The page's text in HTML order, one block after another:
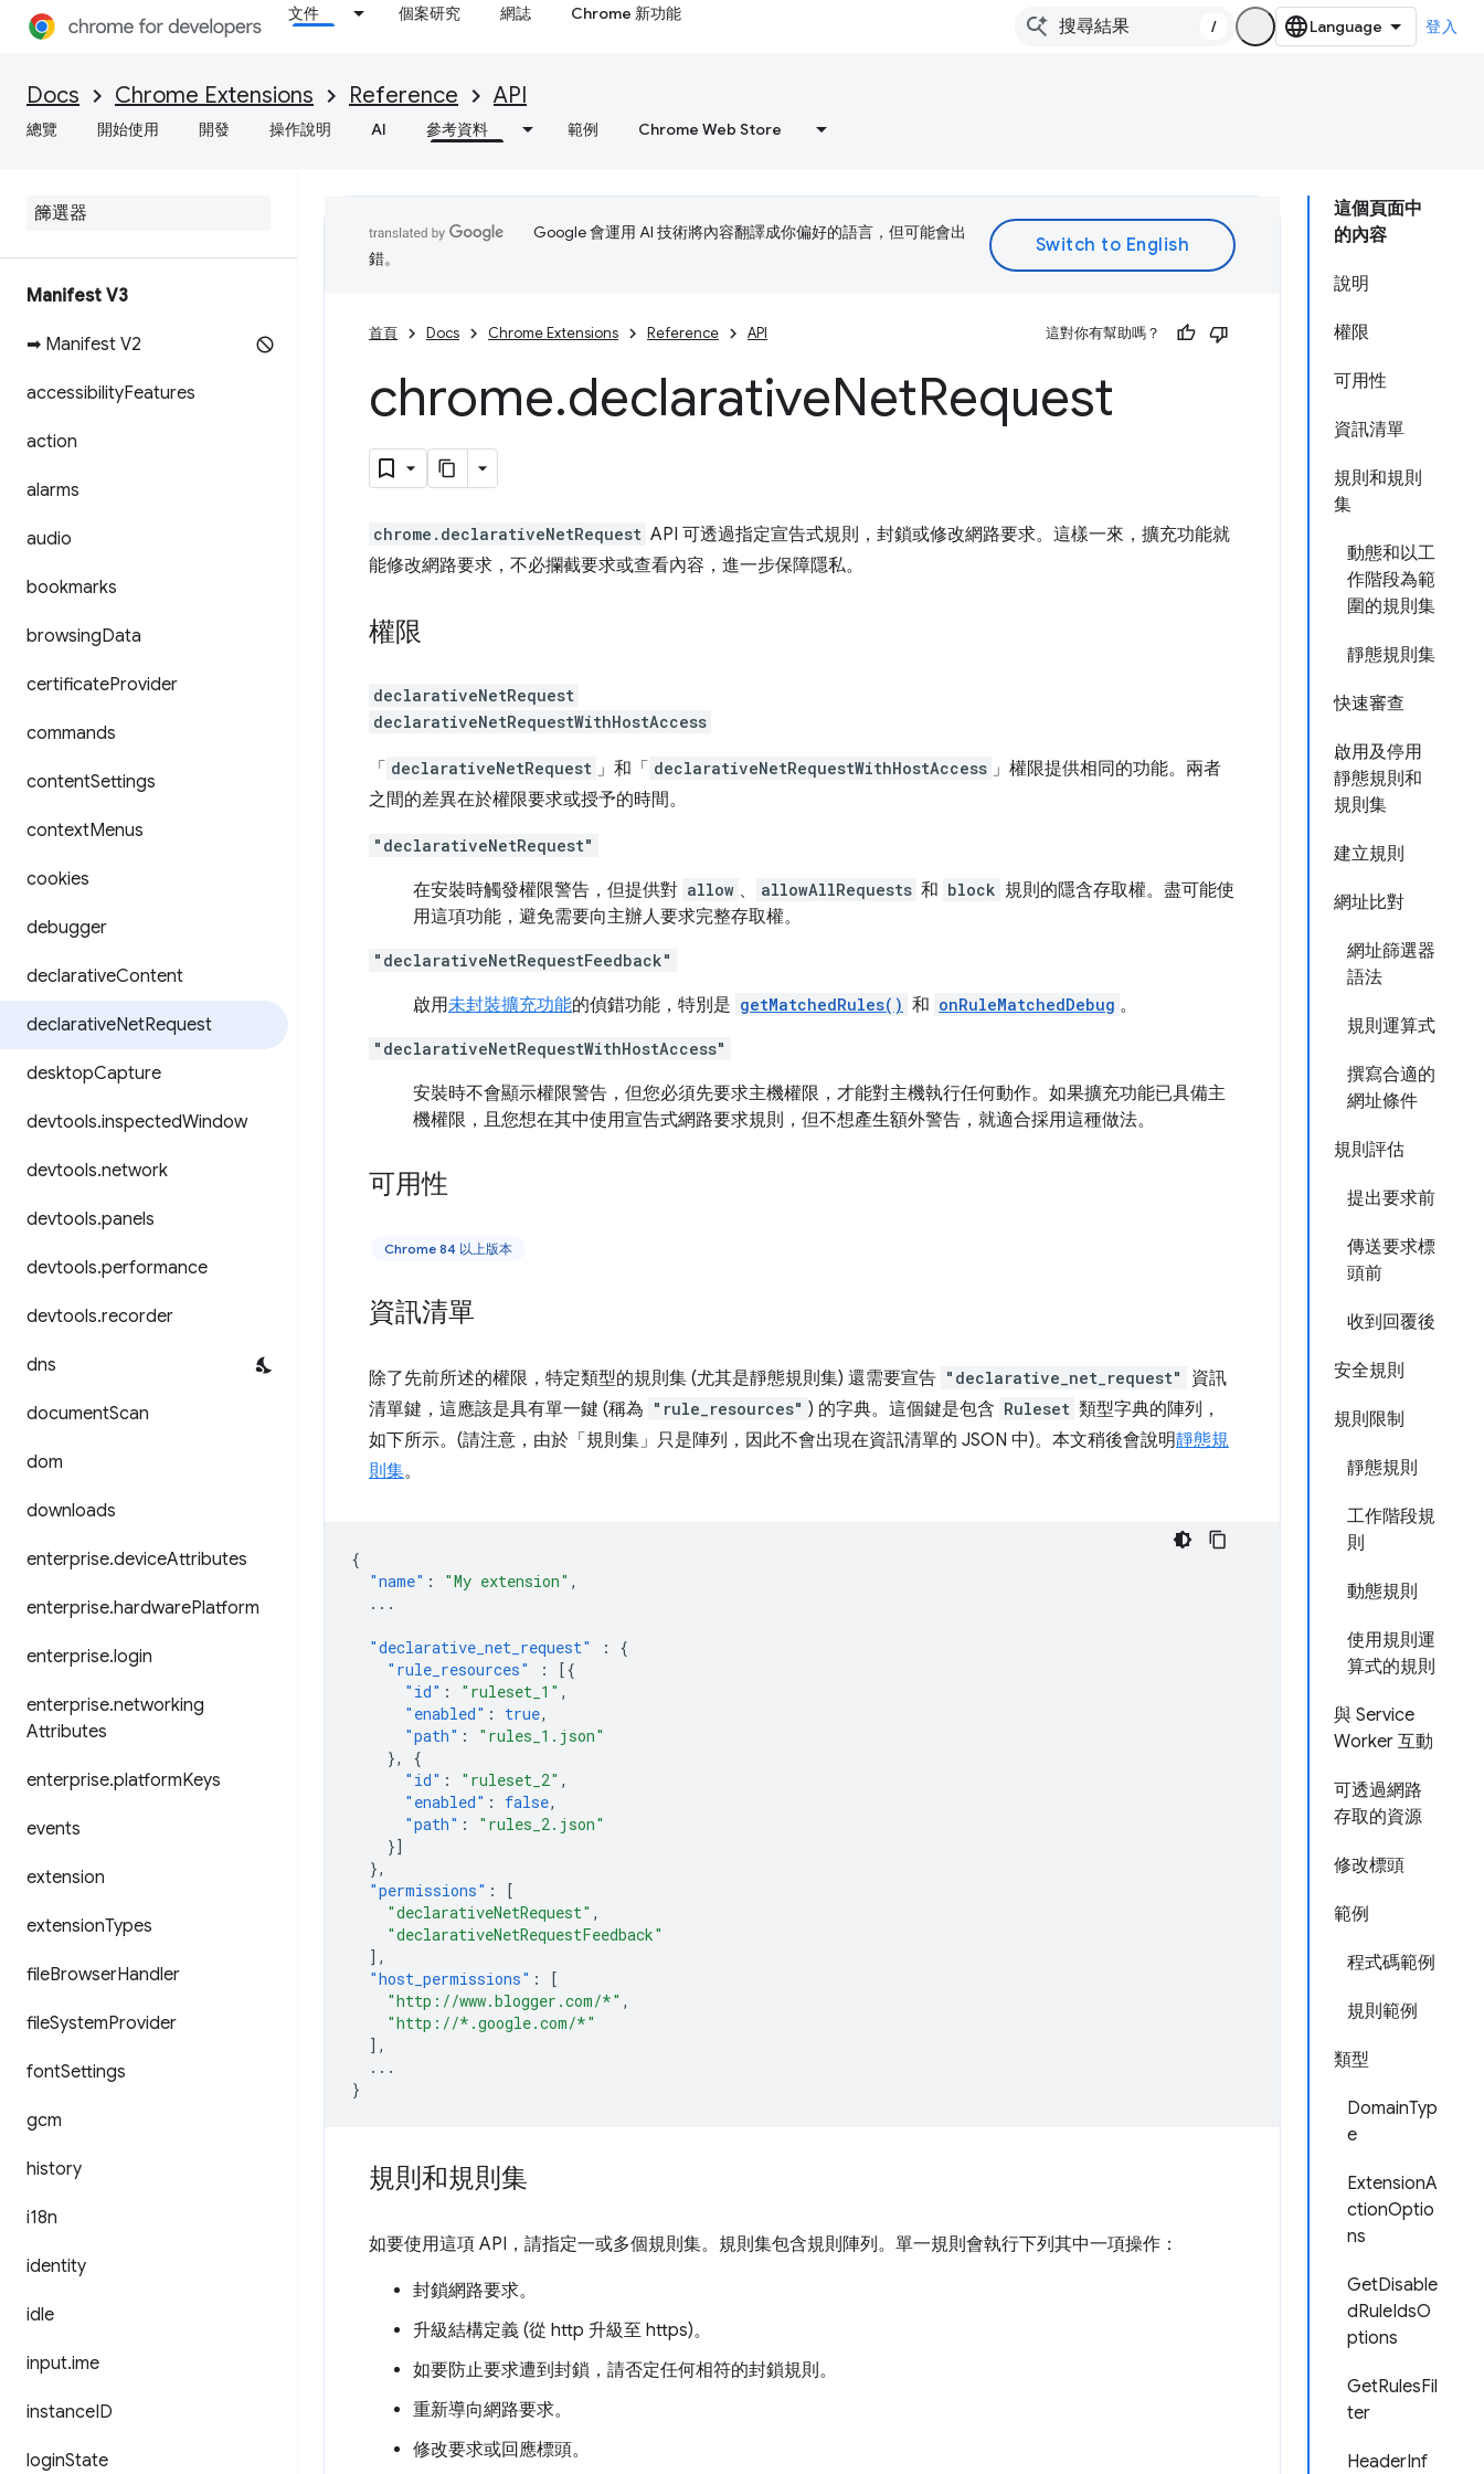
文件 個案研究 網誌 Chrome 新功能
/ 登入
Docs Chrome Extensions Reference API
總覽 開始使用 開發 操作說明 AI 參考資料 範例 Chrome Web Store
Manifest V3
➡ Manifest V2
accessibilityFeatures
action
alarms
audio
bookmarks
browsingData
certificateProvider
commands
contentSettings
contextMenus
cookies
debugger
declarativeContent
declarativeNetRequest
desktopCapture
devtools.inspectedWindow
devtools.network
devtools.panels
devtools.performance
devtools.recorder
dns
documentScan
dom
downloads
enterprise.deviceAttributes
enterprise.hardwarePlatform
enterprise.login
enterprise.networking
Attributes
enterprise.platformKeys
events
extension
extensionTypes
fileBrowserHandler
fileSystemProvider
fontSettings
gcm
history
i18n
identity
idle
input.ime
instanceID
loginState
這個頁面中
的內容
說明
權限
可用性
資訊清單
規則和規則
集
動態和以工
作階段為範
圍的規則集
靜態規則集
快速審查
啟用及停用
靜態規則和
規則集
建立規則
網址比對
網址篩選器
語法
規則運算式
撰寫合適的
網址條件
規則評估
提出要求前
傳送要求標
頭前
收到回覆後
安全規則
規則限制
靜態規則
工作階段規
則
動態規則
使用規則運
算式的規則
與 Service
Worker 互動
可透過網路
存取的資源
修改標頭
範例
程式碼範例
規則範例
類型
DomainTyp
e
ExtensionA
ctionOptio
ns
GetDisable
dRuleIdsO
ptions
GetRulesFil
ter
HeaderInf
Google 會運用 AI 技術將內容翻譯成你偏好的語言，但可能會出
錯。
首頁 Docs Chrome Extensions Reference API 這對你有幫助嗎？
chrome.declarativeNetRequest
chrome.declarativeNetRequest API 可透過指定宣告式規則，封鎖或修改網路要求。這樣一來，擴充功能就
能修改網路要求，不必攔截要求或查看內容，進一步保障隱私。
權限
declarativeNetRequest
declarativeNetRequestWithHostAccess
「 declarativeNetRequest 」和「 declarativeNetRequestWithHostAccess 」權限提供相同的功能。兩者
之間的差異在於權限要求或授予的時間。
"declarativeNetRequest"
在安裝時觸發權限警告，但提供對 allow 、 allowAllRequests 和 block 規則的隱含存取權。盡可能使
用這項功能，避免需要向主辦人要求完整存取權。
"declarativeNetRequestFeedback"
啟用未封裝擴充功能的偵錯功能，特別是 getMatchedRules() 和 onRuleMatchedDebug 。
"declarativeNetRequestWithHostAccess"
安裝時不會顯示權限警告，但您必須先要求主機權限，才能對主機執行任何動作。如果擴充功能已具備主
機權限，且您想在其中使用宣告式網路要求規則，但不想產生額外警告，就適合採用這種做法。
可用性
Chrome 84 以上版本
資訊清單
除了先前所述的權限，特定類型的規則集 (尤其是靜態規則集) 還需要宣告 "declarative_net_request"
資訊
清單鍵，這應該是具有單一鍵 (稱為 "rule_resources" ) 的字典。這個鍵是包含 Ruleset 類型字典的陣列，
如下所示。(請注意，由於「規則集」只是陣列，因此不會出現在資訊清單的 JSON 中)。本文稍後會說明靜態規
則集。
{
"name" : "My extension" ,
...
"declarative_net_request" :
{
"rule_resources"
:
[{
"id" : "ruleset_1" ,
"enabled" : true,
"path" :
"rules_1.json"
},
{
"id" : "ruleset_2" ,
"enabled" : false,
"path" :
"rules_2.json"
}]
},
"permissions" :
[
"declarativeNetRequest" ,
"declarativeNetRequestFeedback"
],
"host_permissions" :
[
"http://www.blogger.com/*" ,
"http://*.google.com/*"
],
...
}
規則和規則集
如要使用這項 API，請指定一或多個規則集。規則集包含規則陣列。單一規則會執行下列其中一項操作：
封鎖網路要求。
升級結構定義 (從 http 升級至 https)。
如要防止要求遭到封鎖，請否定任何相符的封鎖規則。
重新導向網路要求。
修改要求或回應標頭。